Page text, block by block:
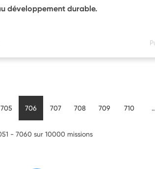
développement durable.
705 706 707 708 709 710
- 7060 sur 10000 missions